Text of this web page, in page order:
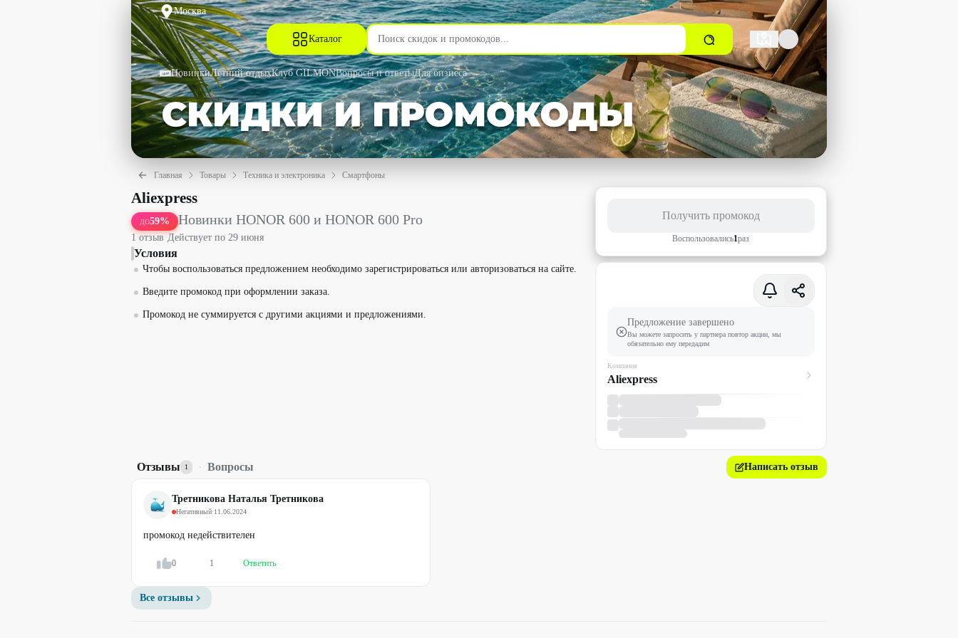
Москва
Каталог
НовинкиЛетний отдыхКлуб GILMONВопросы и ответыДля бизнеса
Главная Товары Техника и электроника Смартфоны
Новинки HONOR 600 и HONOR 600 Pro со скидкой до 59% - Aliexpress в Москве
Aliexpress
ДО59% Новинки HONOR 600 и HONOR 600 Pro
1 отзыв·Действует по 29 июня
Условия
Чтобы воспользоваться предложением необходимо зарегистрироваться или авторизоваться на сайте.
Введите промокод при оформлении заказа.
Промокод не суммируется с другими акциями и предложениями.
Получить промокод
Воспользовались1раз
Предложение завершено
Вы можете запросить у партнера повтор акции, мы
обязательно ему передадим
Компания
Aliexpress
Отзывы 1 · Вопросы Написать отзыв
Третникова Наталья Третникова
Негативный·11.06.2024
промокод недействителен
0 1 Ответить
Все отзывы